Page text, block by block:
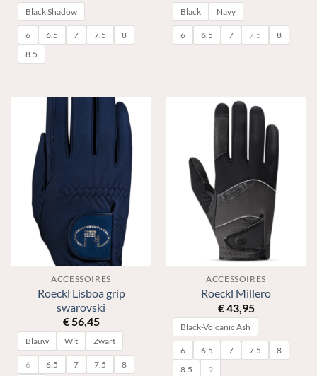
Black Shadow
6 6.5 7 7.5
8
8.5
Black Navy
6 6.5 7 7.5 8
ACCESSOIRES
Roeckl Lisboa grip
swarovski
€56,45
Blauw Wit Zwart
6 6.5 7 7.5
8
ACCESSOIRES
Roeckl Millero
€43,95
Black-Volcanic Ash
6 6.5 7 7.5
8
8.5
9